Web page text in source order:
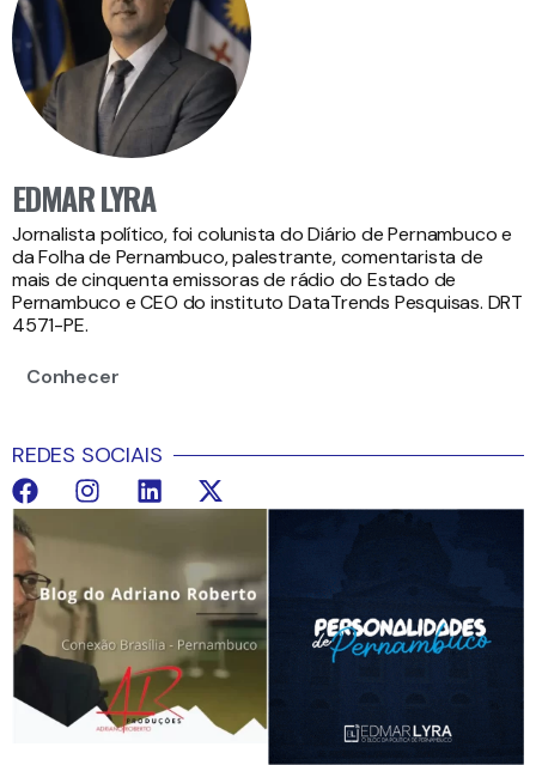
EDMAR LYRA
Jornalista político, foi colunista do Diário de Pernambuco e
da Folha de Pernambuco, palestrante, comentarista de
mais de cinquenta emissoras de rádio do Estado de
Pernambuco e CEO do instituto DataTrends Pesquisas. DRT
4571-PE.
Conhecer
REDES SOCIAIS